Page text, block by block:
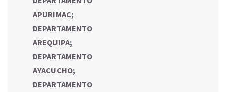
APURIMAC;
DEPARTAMENTO
AREQUIPA;
DEPARTAMENTO
AYACUCHO;
DEPARTAMENTO